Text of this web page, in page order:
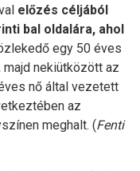
előzés céljából
bal oldalára, ahol
egy 50 éves
nekiütközött az
nő által vezetett
az
meghalt. (Fenti